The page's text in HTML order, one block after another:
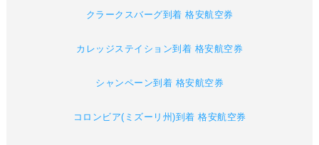
クラークスバーグ到着 格安航空券
カレッジステイション到着 格安航空券
シャンペーン到着 格安航空券
コロンビア(ミズーリ州)到着 格安航空券